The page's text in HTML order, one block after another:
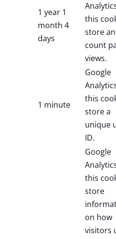
1 year 1
month 4
days
this
store
count
views.
1 minute
Google
this
store a
unique
ID.
Google
this
store
on how
visitors